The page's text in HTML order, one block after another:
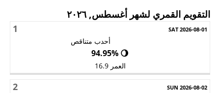
التقويم القمري لشهر أغسطس, ٢٠٢٦
الأحد الاثنين 1
أحدب متناقص
🌖 94.95%
العمر 16.9
2